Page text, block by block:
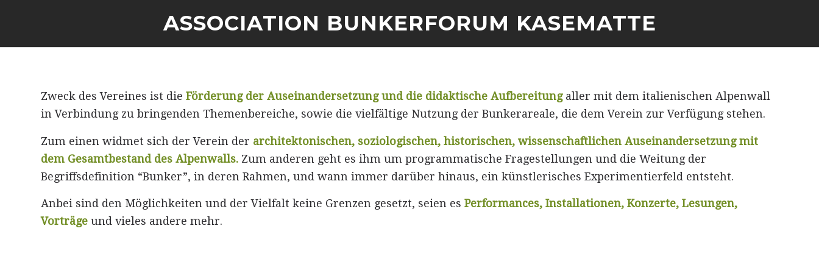
Home Credits
ASSOCIATION BUNKERFORUM KASEMATTE
Zweck des Vereines ist die Förderung der Auseinandersetzung und die didaktische Aufbereitungaller mit dem italienischen Alpenwall
in Verbindung zu bringenden Themenbereiche, sowie die vielfältige Nutzung der Bunkerareale, die dem Verein zur Verfügung stehen.
Zum einen widmet sich der Verein der architektonischen, soziologischen, historischen, wissenschaftlichen Auseinandersetzung mit
dem Gesamtbestand des Alpenwalls. Zum anderen geht es ihm um programmatische Fragestellungen und die Weitung der
Begriffsdefinition “Bunker”, in deren Rahmen, und wann immer darüber hinaus, ein künstlerisches Experimentierfeld entsteht.
Anbei sind den Möglichkeiten und der Vielfalt keine Grenzen gesetzt, seien es Performances, Installationen, Konzerte, Lesungen,
Vorträge und vieles andere mehr.